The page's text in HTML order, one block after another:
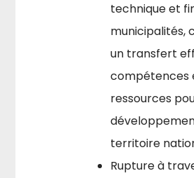
technique et
municipalités,
un transfert
compétences
ressources
territoire
Rupture à